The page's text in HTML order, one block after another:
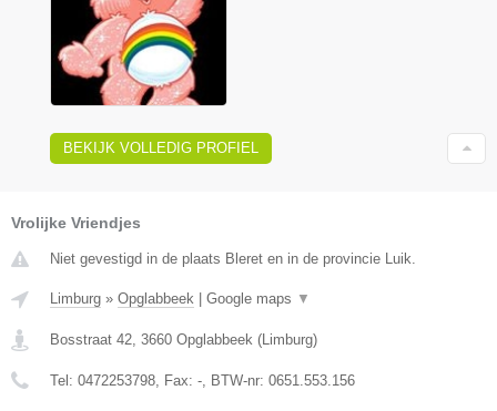
BEKIJK VOLLEDIG PROFIEL
Vrolijke Vriendjes
Niet gevestigd in de plaats Bleret en in de provincie Luik.
Limburg » Opglabbeek Google maps ▼
Bosstraat 42 3660 Opglabbeek ( Limburg)
Tel: 0472253798 , Fax: - , BTW-nr: 0651.553.156